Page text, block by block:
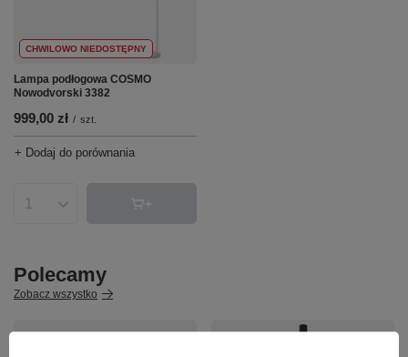
CHWILOWO NIEDOSTĘPNY
Lampa podłogowa COSMO
Nowodvorski 3382
999,00 zł / szt.
+ Dodaj do porównania
Ilość produktów
Polecamy
Zobacz wszystko